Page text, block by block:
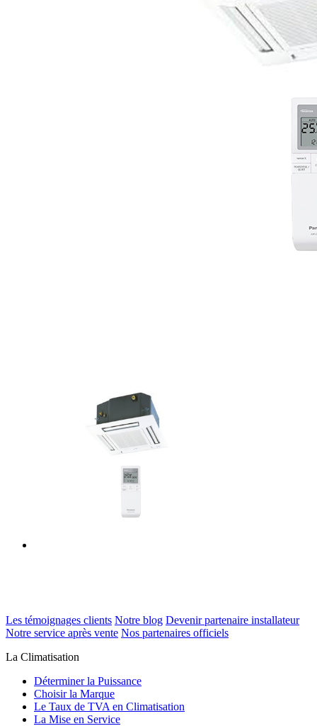
Les témoignages clients Notre blog Devenir partenaire installateur
Notre service après vente Nos partenaires officiels
La Climatisation
Déterminer la Puissance
Choisir la Marque
Le Taux de TVA en Climatisation
La Mise en Service